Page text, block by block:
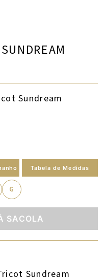
Sundream
Tabela de Medidas
G
SACOLA
Sundream